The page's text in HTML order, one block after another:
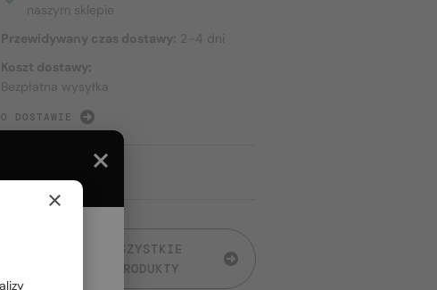
naszym sklepie
Przewidywany czas dostawy: 2–4 dni
Koszt dostawy:
Bezpłatna wysyłka
O DOSTAWIE
WSZYSTKIE
PRODUKTY
×